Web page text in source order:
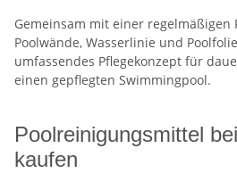
Gemeinsam mit einer regelmäßigen
Poolwände, Wasserlinie und
umfassendes Pflegekonzept für
einen gepflegten Swimmingpool.
Poolreinigungsmittel
kaufen